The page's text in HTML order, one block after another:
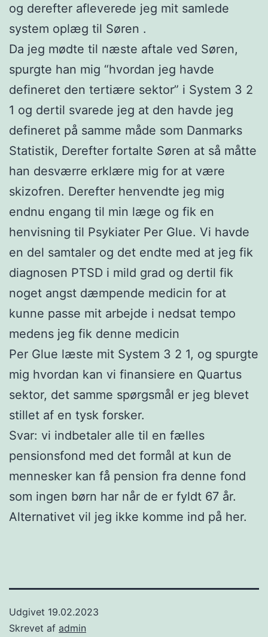
og derefter afleverede jeg mit samlede
system oplæg til Søren .
Da jeg mødte til næste aftale ved Søren,
spurgte han mig “hvordan jeg havde
defineret den tertiære sektor” i System 3 2
1 og dertil svarede jeg at den havde jeg
defineret på samme måde som Danmarks
Statistik, Derefter fortalte Søren at så måtte
han desværre erklære mig for at være
skizofren. Derefter henvendte jeg mig
endnu engang til min læge og fik en
henvisning til Psykiater Per Glue. Vi havde
en del samtaler og det endte med at jeg fik
diagnosen PTSD i mild grad og dertil fik
noget angst dæmpende medicin for at
kunne passe mit arbejde i nedsat tempo
medens jeg fik denne medicin
Per Glue læste mit System 3 2 1, og spurgte
mig hvordan kan vi finansiere en Quartus
sektor, det samme spørgsmål er jeg blevet
stillet af en tysk forsker.
Svar: vi indbetaler alle til en fælles
pensionsfond med det formål at kun de
mennesker kan få pension fra denne fond
som ingen børn har når de er fyldt 67 år.
Alternativet vil jeg ikke komme ind på her.
Udgivet 19.02.2023
Skrevet af admin